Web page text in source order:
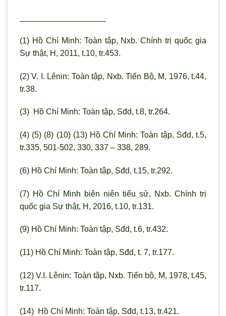
(1) Hồ Chí Minh: Toàn tập, Nxb. Chính trị quốc gia
Sự thật, H, 2011, t.10, tr.453.
(2) V. I. Lênin: Toàn tập, Nxb. Tiến Bộ, M, 1976, t.44,
tr.38.
(3) Hồ Chí Minh: Toàn tập, Sđd, t.8, tr.264.
(4) (5) (8) (10) (13) Hồ Chí Minh: Toàn tập, Sđd, t.5,
tr.335, 501-502, 330, 337 – 338, 289.
(6) Hồ Chí Minh: Toàn tập, Sđd, t.15, tr.292.
(7) Hồ Chí Minh biên niên tiểu sử, Nxb. Chính trị
quốc gia Sự thật, H, 2016, t.10, tr.131.
(9) Hồ Chí Minh: Toàn tập, Sđd, t.6, tr.432.
(11) Hồ Chí Minh: Toàn tập, Sđd, t. 7, tr.177.
(12) V.I. Lênin: Toàn tập, Nxb. Tiến bộ, M, 1978, t.45,
tr.117.
(14) Hồ Chí Minh: Toàn tập, Sđd, t.13, tr.421.